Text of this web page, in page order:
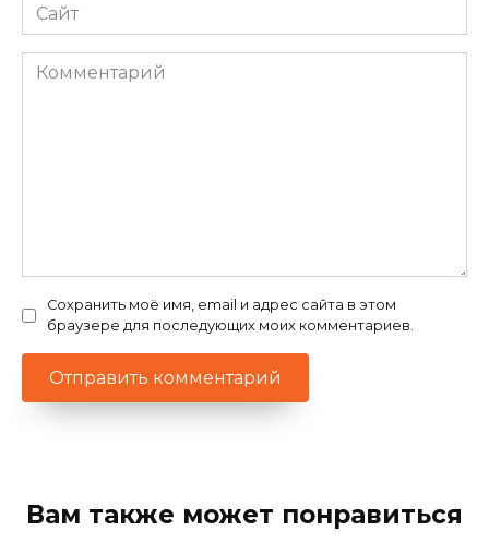
Сайт
Комментарий
Сохранить моё имя, email и адрес сайта в этом
браузере для последующих моих комментариев.
Вам также может понравиться